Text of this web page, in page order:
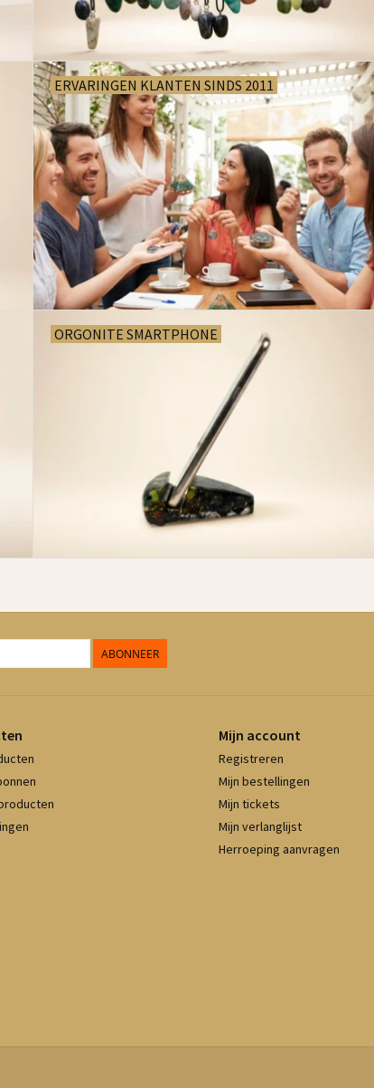
ERVARINGEN KLANTEN SINDS 2011
ORGONITE SMARTPHONE
ABONNEER
Mijn account
Registreren
Mijn bestellingen
Mijn tickets
Mijn verlanglijst
Herroeping aanvragen